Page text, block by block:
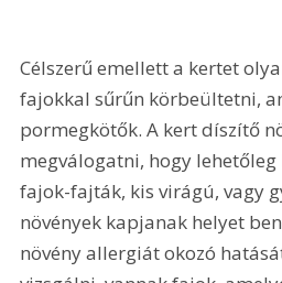
Célszerű emellett a kertet
fajokkal sűrűn körbeültetni,
pormegkötők. A kert díszítő
megválogatni, hogy
fajok-fajták, kis virágú, vagy
növények kapjanak helyet
növény allergiát okozó